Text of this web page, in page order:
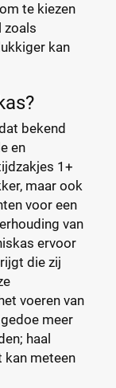
te kiezen
zoals
kan
bekend
en
1+
maar ook
voor een
van
ervoor
die zij
voeren van
meer
haal
kan meteen